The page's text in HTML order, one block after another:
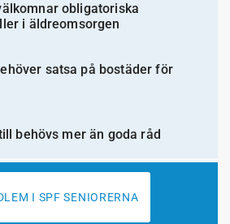
obligatoriska
i äldreomsorgen
satsa på bostäder för
behövs mer än goda råd
I SPF SENIORERNA